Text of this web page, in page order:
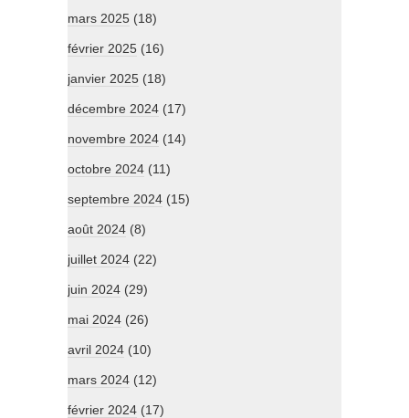
mars 2025 (18)
février 2025 (16)
janvier 2025 (18)
décembre 2024 (17)
novembre 2024 (14)
octobre 2024 (11)
septembre 2024 (15)
août 2024 (8)
juillet 2024 (22)
juin 2024 (29)
mai 2024 (26)
avril 2024 (10)
mars 2024 (12)
février 2024 (17)